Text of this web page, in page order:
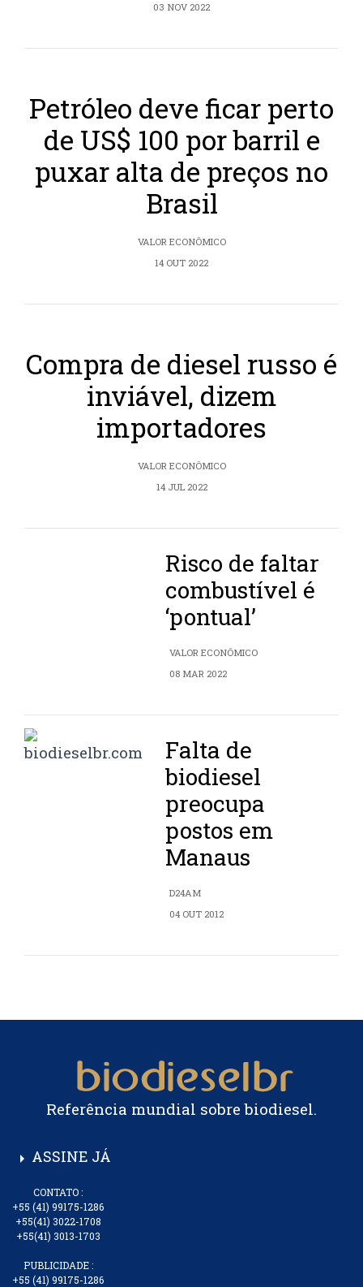
03 NOV 2022
Petróleo deve ficar perto
de US$ 100 por barril e
puxar alta de preços no
Brasil
VALOR ECONÔMICO
14 OUT 2022
Compra de diesel russo é
inviável, dizem
importadores
VALOR ECONÔMICO
14 JUL 2022
Risco de faltar
combustível é
‘pontual’
VALOR ECONÔMICO
08 MAR 2022
Falta de
biodiesel
preocupa
postos em
Manaus
D24AM
04 OUT 2012
Referência mundial sobre biodiesel.
arrow_right ASSINE JÁ
CONTATO :
+55 (41) 99175-1286
+55(41) 3022-1708
+55(41) 3013-1703
PUBLICIDADE :
+55 (41) 99175-1286